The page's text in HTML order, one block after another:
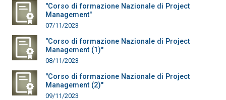
"Corso di formazione Nazionale di Project
Management"
07/11/2023
"Corso di formazione Nazionale di Project
Management (1)"
08/11/2023
"Corso di formazione Nazionale di Project
Management (2)"
09/11/2023